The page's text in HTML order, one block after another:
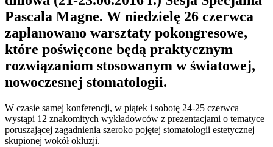
Pascala Magne. W niedzielę 26 czerwca
zaplanowano warsztaty pokongresowe,
które poświęcone będą praktycznym
rozwiązaniom stosowanym w światowej,
nowoczesnej stomatologii.
W czasie samej konferencji, w piątek i sobotę 24-25 czerwca
wystąpi 12 znakomitych wykładowców z prezentacjami o tematyce
poruszającej zagadnienia szeroko pojętej stomatologii estetycznej
skupionej wokół okluzji.